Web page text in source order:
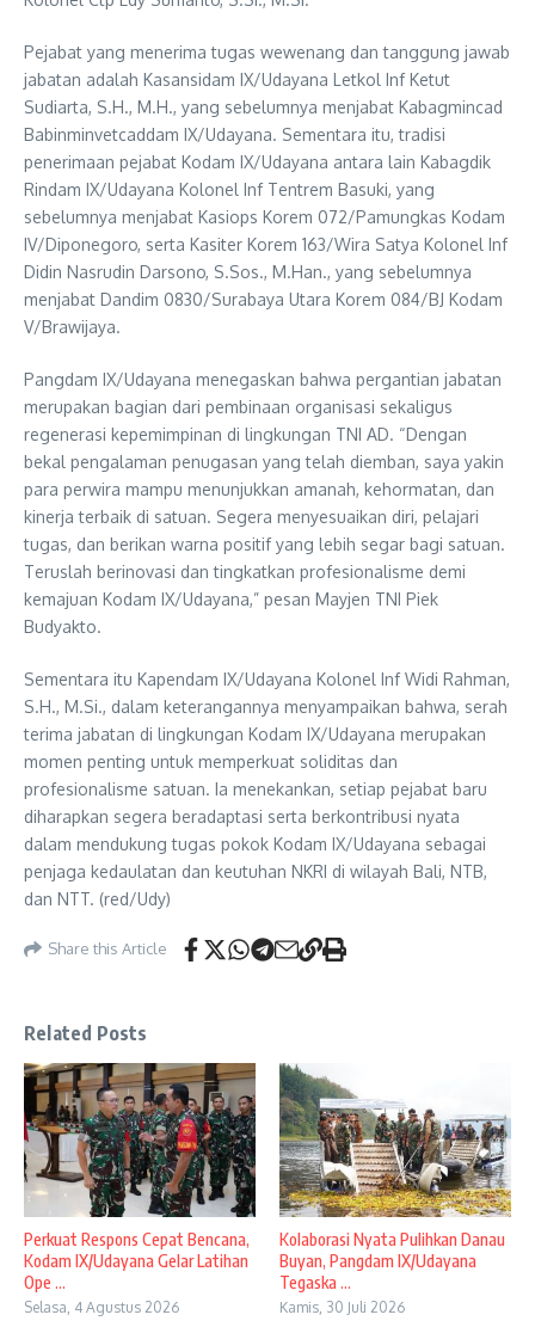
Pejabat yang menerima tugas wewenang dan tanggung jawab
jabatan adalah Kasansidam IX/Udayana Letkol Inf Ketut
Sudiarta, S.H., M.H., yang sebelumnya menjabat Kabagmincad
Babinminvetcaddam IX/Udayana. Sementara itu, tradisi
penerimaan pejabat Kodam IX/Udayana antara lain Kabagdik
Rindam IX/Udayana Kolonel Inf Tentrem Basuki, yang
sebelumnya menjabat Kasiops Korem 072/Pamungkas Kodam
IV/Diponegoro, serta Kasiter Korem 163/Wira Satya Kolonel Inf
Didin Nasrudin Darsono, S.Sos., M.Han., yang sebelumnya
menjabat Dandim 0830/Surabaya Utara Korem 084/BJ Kodam
V/Brawijaya.
Pangdam IX/Udayana menegaskan bahwa pergantian jabatan
merupakan bagian dari pembinaan organisasi sekaligus
regenerasi kepemimpinan di lingkungan TNI AD. “Dengan
bekal pengalaman penugasan yang telah diemban, saya yakin
para perwira mampu menunjukkan amanah, kehormatan, dan
kinerja terbaik di satuan. Segera menyesuaikan diri, pelajari
tugas, dan berikan warna positif yang lebih segar bagi satuan.
Teruslah berinovasi dan tingkatkan profesionalisme demi
kemajuan Kodam IX/Udayana,” pesan Mayjen TNI Piek
Budyakto.
Sementara itu Kapendam IX/Udayana Kolonel Inf Widi Rahman,
S.H., M.Si., dalam keterangannya menyampaikan bahwa, serah
terima jabatan di lingkungan Kodam IX/Udayana merupakan
momen penting untuk memperkuat soliditas dan
profesionalisme satuan. Ia menekankan, setiap pejabat baru
diharapkan segera beradaptasi serta berkontribusi nyata
dalam mendukung tugas pokok Kodam IX/Udayana sebagai
penjaga kedaulatan dan keutuhan NKRI di wilayah Bali, NTB,
dan NTT. (red/Udy)
Share this Article
Related Posts
Perkuat Respons Cepat Bencana,
Kodam IX/Udayana Gelar Latihan
Ope ...
Selasa, 4 Agustus 2026
Kolaborasi Nyata Pulihkan Danau
Buyan, Pangdam IX/Udayana
Tegaska ...
Kamis, 30 Juli 2026